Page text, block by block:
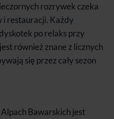
rozrywek czeka
i restauracji. Każdy
po relaks przy
również znane z licznych
się przez cały sezon
Bawarskich jest